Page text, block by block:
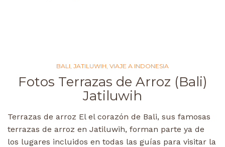
BALI JATILUWIH VIAJE A INDONESIA
Fotos Terrazas de Arroz (Bali)
Jatiluwih
Terrazas de arroz El el corazón de Bali, sus famosas
terrazas de arroz en Jatiluwih, forman parte ya de
los lugares incluidos en todas las guías para visitar la